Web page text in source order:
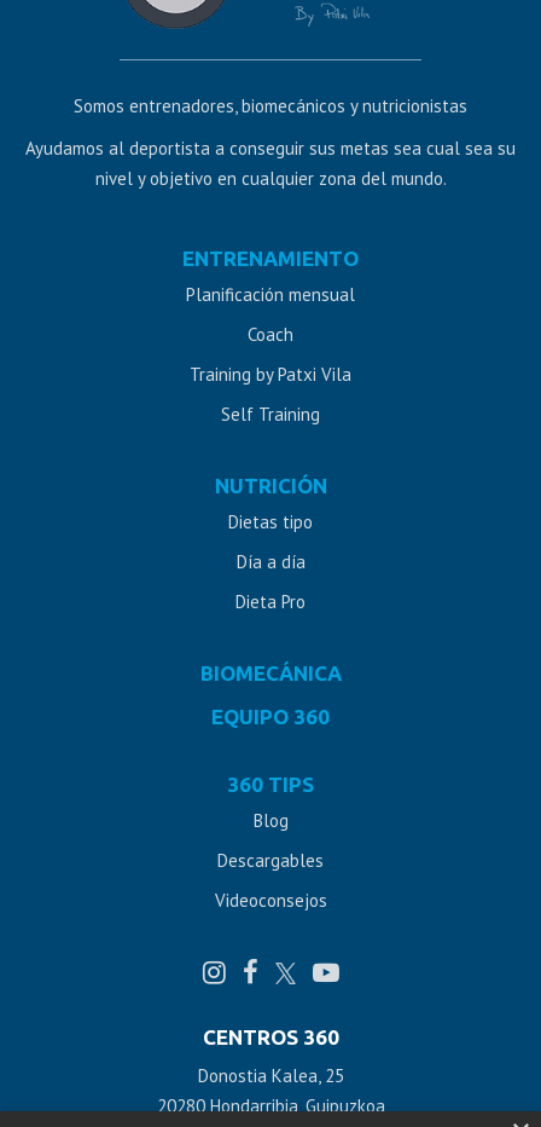
Somos entrenadores, biomecánicos y nutricionistas
Ayudamos al deportista a conseguir sus metas sea cual sea su
nivel y objetivo en cualquier zona del mundo.
Diseño
web
ENTRENAMIENTO
Planificación mensual
Coach
Training by Patxi Vila
Self Training
NUTRICIÓN
Dietas tipo
Día a día
Dieta Pro
BIOMECÁNICA
EQUIPO 360
360 TIPS
Blog
Descargables
Videoconsejos
CENTROS 360
Donostia Kalea, 25
20280 Hondarribia, Guipuzkoa